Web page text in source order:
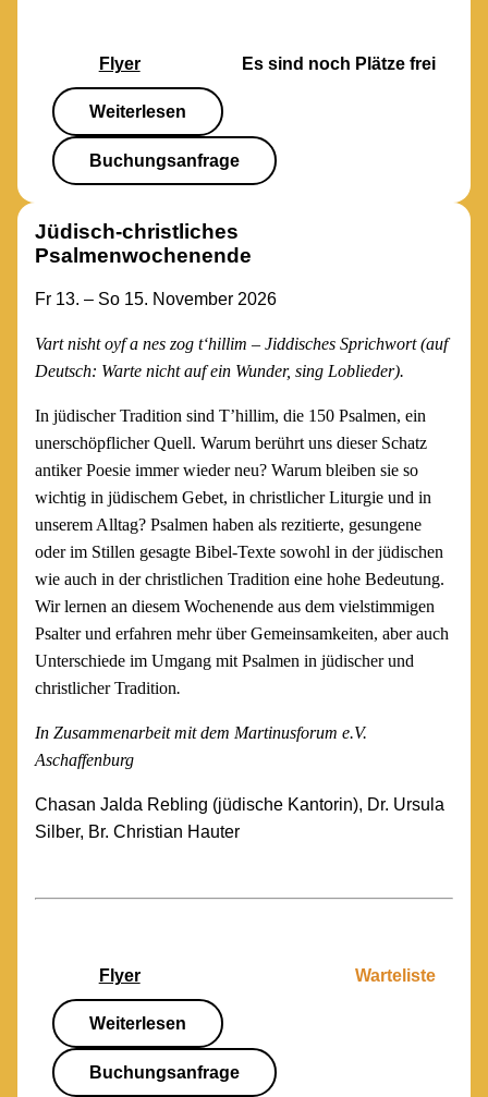
Flyer Es sind noch Plätze frei
Weiterlesen
Buchungsanfrage
Jüdisch-christliches
Psalmenwochenende
Fr 13. – So 15. November 2026
Vart nisht oyf a nes zog t‘hillim – Jiddisches Sprichwort (auf
Deutsch: Warte nicht auf ein Wunder, sing Loblieder).
In jüdischer Tradition sind T’hillim, die 150 Psalmen, ein
unerschöpflicher Quell. Warum berührt uns dieser Schatz
antiker Poesie immer wieder neu? Warum bleiben sie so
wichtig in jüdischem Gebet, in christlicher Liturgie und in
unserem Alltag? Psalmen haben als rezitierte, gesungene
oder im Stillen gesagte Bibel-Texte sowohl in der jüdischen
wie auch in der christlichen Tradition eine hohe Bedeutung.
Wir lernen an diesem Wochenende aus dem vielstimmigen
Psalter und erfahren mehr über Gemeinsamkeiten, aber auch
Unterschiede im Umgang mit Psalmen in jüdischer und
christlicher Tradition.
In Zusammenarbeit mit dem Martinusforum e.V.
Aschaffenburg
Chasan Jalda Rebling (jüdische Kantorin), Dr. Ursula
Silber, Br. Christian Hauter
Flyer Warteliste
Weiterlesen
Buchungsanfrage